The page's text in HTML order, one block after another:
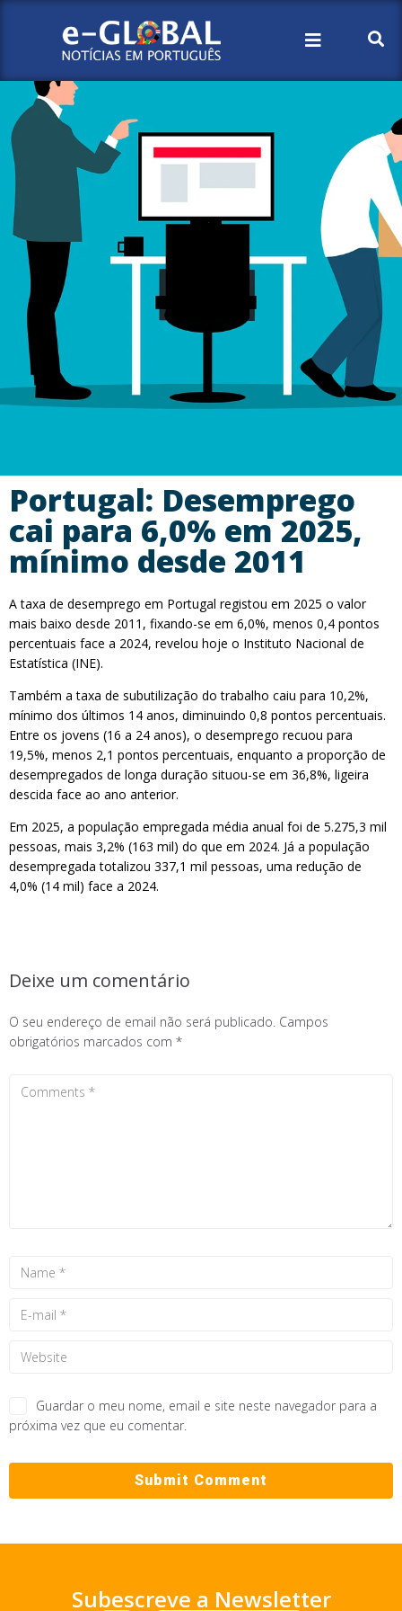
Portugal: Desemprego
cai para 6,0% em 2025,
mínimo desde 2011
A taxa de desemprego em Portugal registou em 2025 o valor
mais baixo desde 2011, fixando-se em 6,0%, menos 0,4 pontos
percentuais face a 2024, revelou hoje o Instituto Nacional de
Estatística (INE).
Também a taxa de subutilização do trabalho caiu para 10,2%,
mínimo dos últimos 14 anos, diminuindo 0,8 pontos percentuais.
Entre os jovens (16 a 24 anos), o desemprego recuou para
19,5%, menos 2,1 pontos percentuais, enquanto a proporção de
desempregados de longa duração situou-se em 36,8%, ligeira
descida face ao ano anterior.
Em 2025, a população empregada média anual foi de 5.275,3 mil
pessoas, mais 3,2% (163 mil) do que em 2024. Já a população
desempregada totalizou 337,1 mil pessoas, uma redução de
4,0% (14 mil) face a 2024.
Deixe um comentário
O seu endereço de email não será publicado. Campos
obrigatórios marcados com *
Guardar o meu nome, email e site neste navegador para a
próxima vez que eu comentar.
Subescreve a Newsletter